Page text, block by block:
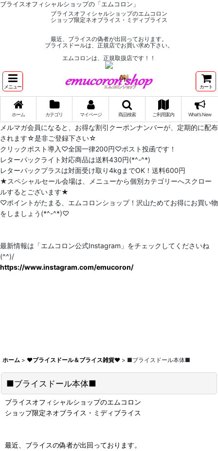
ブライスオフィシャルショップの「エムコロン」
ブライスオフィシャルショップのエムコロン
ショップ限定ネオブライス・ミディブライス
最近、ブライスの偽者が出回っております。
ブライスドールは、正規店でお買い求め下さい。
エムコロンは、正規取扱店です！！
メニュー カート
ホーム カテゴリ マイページ 商品検索 ご利用案内 What's New
メルマガ会員になると、お得な割引クーポンナンバーが、定期的に配布
されます☆是非ご登録下さい☆
クリックポスト導入♡全国一律200円♡ポスト投函です！
レターパックライト対応商品は送料430円(*^-^*)
レターパックプラスは対面受け取り4kgまでOK！送料600円
★スペシャルセール会場は、メニューから個別カテゴリーへスクロー
ルするとございます★
♡ポイントがたまる、エムコロンショップ！沢山ためてお得にお買い物
をしましょう(*^-^*)♡
最新情報は「エムコロン公式Instagram」をチェックしてくださいね
(^^)/
https://www.instagram.com/emucoron/
ホーム > ♥ブライスドール＆ブライス雑貨♥ > ■ブライスドール本体■
■ブライスドール本体■
ブライスオフィシャルショップのエムコロン
ショップ限定ネオブライス・ミディブライス
最近、ブライスの偽者が出回っております。